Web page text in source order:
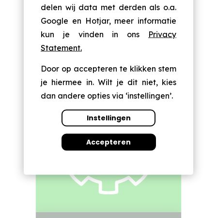
Meer info
Met onze software-implementatie,
marketing automation en
personalisatie-expertise zorgen we
behaalt met je campagnes..
delen wij data met derden als o.a.
Google en Hotjar, meer informatie
kun je vinden in ons Privacy
Statement.
Door op accepteren te klikken stem
je hiermee in. Wilt je dit niet, kies
dan andere opties via ‘instellingen’.
Instellingen
Accepteren